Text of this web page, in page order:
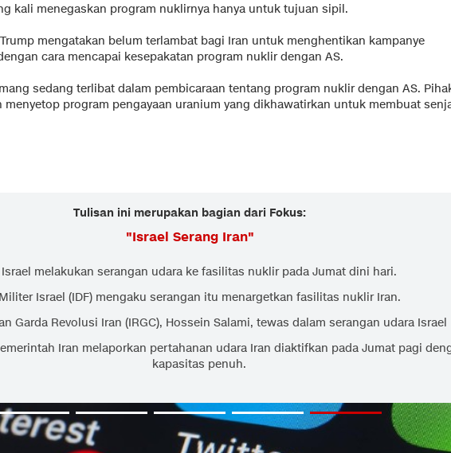
kali menegaskan program nuklirnya hanya untuk tujuan sipil.
mengatakan belum terlambat bagi Iran untuk menghentikan kampanye
cara mencapai kesepakatan program nuklir dengan AS.
sedang terlibat dalam pembicaraan tentang program nuklir dengan AS.
menyetop program pengayaan uranium yang dikhawatirkan untuk membuat
Tulisan ini merupakan bagian dari Fokus:
"Israel Serang Iran"
Israel melakukan serangan udara ke fasilitas nuklir pada Jumat dini hari.
Militer Israel (IDF) mengaku serangan itu menargetkan fasilitas nuklir Iran.
Garda Revolusi Iran (IRGC), Hossein Salami, tewas dalam serangan udara Israel
Iran melaporkan pertahanan udara Iran diaktifkan pada Jumat pagi
kapasitas penuh.